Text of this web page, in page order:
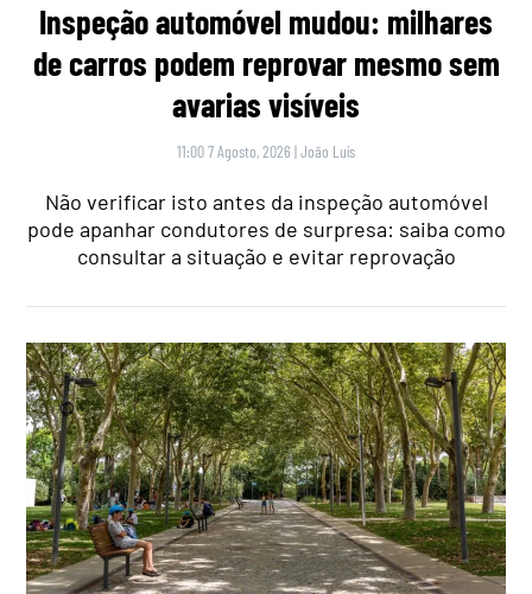
Inspeção automóvel mudou: milhares
de carros podem reprovar mesmo sem
avarias visíveis
11:00 7 Agosto, 2026 |João Luís
Não verificar isto antes da inspeção automóvel
pode apanhar condutores de surpresa: saiba como
consultar a situação e evitar reprovação